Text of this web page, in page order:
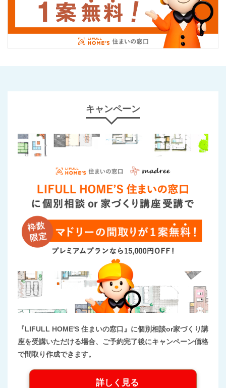
キャンペーン
『LIFULL HOME'S 住まいの窓口』に個別相談or家づくり講
座を受講いただける場合、ご予約完了後にキャンペーン価格
で間取り作成できます。
詳しく見る